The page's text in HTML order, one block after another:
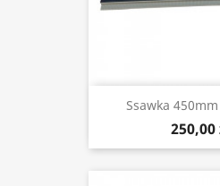
Ssawka
250,00